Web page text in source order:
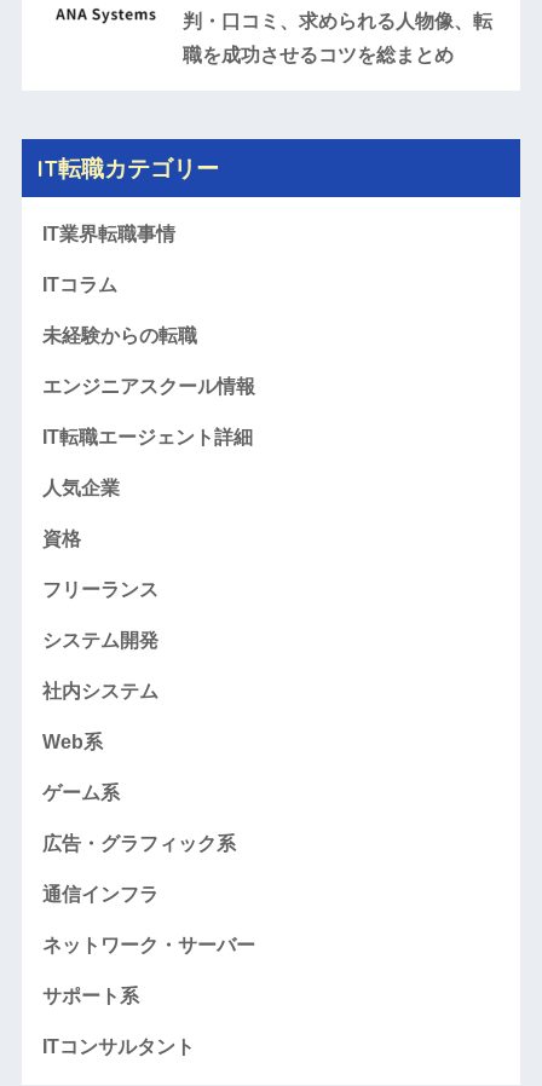
判・口コミ、求められる人物像、転
職を成功させるコツを総まとめ
IT転職カテゴリー
IT業界転職事情
ITコラム
未経験からの転職
エンジニアスクール情報
IT転職エージェント詳細
人気企業
資格
フリーランス
システム開発
社内システム
Web系
ゲーム系
広告・グラフィック系
通信インフラ
ネットワーク・サーバー
サポート系
ITコンサルタント